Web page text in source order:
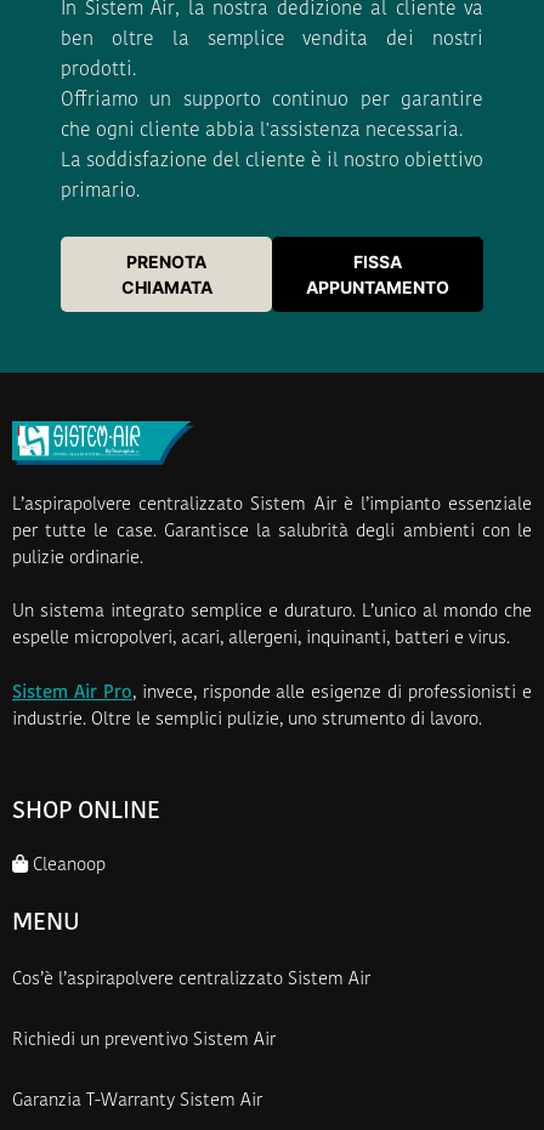
In Sistem Air, la nostra dedizione al cliente va
ben oltre la semplice vendita dei nostri
prodotti.
Offriamo un supporto continuo per garantire
che ogni cliente abbia l'assistenza necessaria.
La soddisfazione del cliente è il nostro obiettivo
primario.
PRENOTA
CHIAMATA
FISSA
APPUNTAMENTO
L’aspirapolvere centralizzato Sistem Air è l’impianto essenziale
per tutte le case. Garantisce la salubrità degli ambienti con le
pulizie ordinarie.
Un sistema integrato semplice e duraturo. L’unico al mondo che
espelle micropolveri, acari, allergeni, inquinanti, batteri e virus.
Sistem Air Pro, invece, risponde alle esigenze di professionisti e
industrie. Oltre le semplici pulizie, uno strumento di lavoro.
SHOP ONLINE
Cleanoop
MENU
Cos’è l’aspirapolvere centralizzato Sistem Air
Richiedi un preventivo Sistem Air
Garanzia T-Warranty Sistem Air